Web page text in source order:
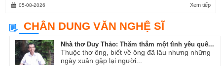
Xem tiếp
05-08-2026
CHÂN DUNG VĂN NGHỆ SĨ
Nhà thơ Duy Thảo: Thăm thẳm một tình yêu quê...
Thuộc thơ ông, biết về ông đã lâu nhưng những
ngày xuân gặp lại người...